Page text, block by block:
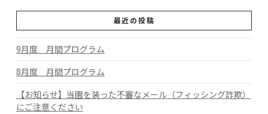
最近の投稿
9月度 月間プログラム
8月度 月間プログラム
【お知らせ】当園を装った不審なメール（フィッシング詐欺）
にご注意ください